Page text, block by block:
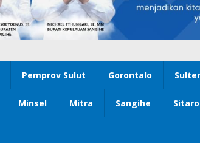
Pemprov Sulut Gorontalo
Minsel Mitra Sangihe Sitaro